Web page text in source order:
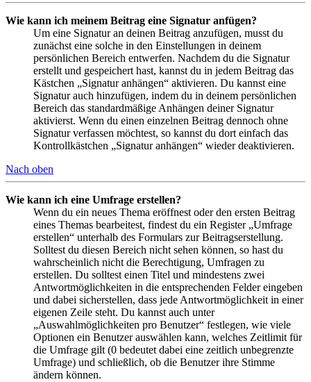
Wie kann ich meinem Beitrag eine Signatur anfügen?
Um eine Signatur an deinen Beitrag anzufügen, musst du
zunächst eine solche in den Einstellungen in deinem
persönlichen Bereich entwerfen. Nachdem du die Signatur
erstellt und gespeichert hast, kannst du in jedem Beitrag das
Kästchen „Signatur anhängen“ aktivieren. Du kannst eine
Signatur auch hinzufügen, indem du in deinem persönlichen
Bereich das standardmäßige Anhängen deiner Signatur
aktivierst. Wenn du einen einzelnen Beitrag dennoch ohne
Signatur verfassen möchtest, so kannst du dort einfach das
Kontrollkästchen „Signatur anhängen“ wieder deaktivieren.
Nach oben
Wie kann ich eine Umfrage erstellen?
Wenn du ein neues Thema eröffnest oder den ersten Beitrag
eines Themas bearbeitest, findest du ein Register „Umfrage
erstellen“ unterhalb des Formulars zur Beitragserstellung.
Solltest du diesen Bereich nicht sehen können, so hast du
wahrscheinlich nicht die Berechtigung, Umfragen zu
erstellen. Du solltest einen Titel und mindestens zwei
Antwortmöglichkeiten in die entsprechenden Felder eingeben
und dabei sicherstellen, dass jede Antwortmöglichkeit in einer
eigenen Zeile steht. Du kannst auch unter
„Auswahlmöglichkeiten pro Benutzer“ festlegen, wie viele
Optionen ein Benutzer auswählen kann, welches Zeitlimit für
die Umfrage gilt (0 bedeutet dabei eine zeitlich unbegrenzte
Umfrage) und schließlich, ob die Benutzer ihre Stimme
ändern können.